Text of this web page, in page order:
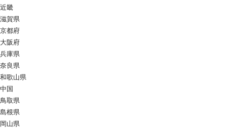
近畿
滋賀県
京都府
大阪府
兵庫県
奈良県
和歌山県
中国
鳥取県
島根県
岡山県